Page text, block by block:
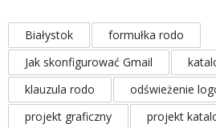
Białystok
formułka rodo
Jak skonfigurować Gmail
klauzula rodo
odświeżenie
projekt graficzny
projekt